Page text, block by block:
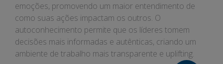
emoções, promovendo um maior entendimento de
como suas ações impactam os outros. O
autoconhecimento permite que os líderes tomem
decisões mais informadas e autênticas, criando um
ambiente de trabalho mais transparente e uplifting.